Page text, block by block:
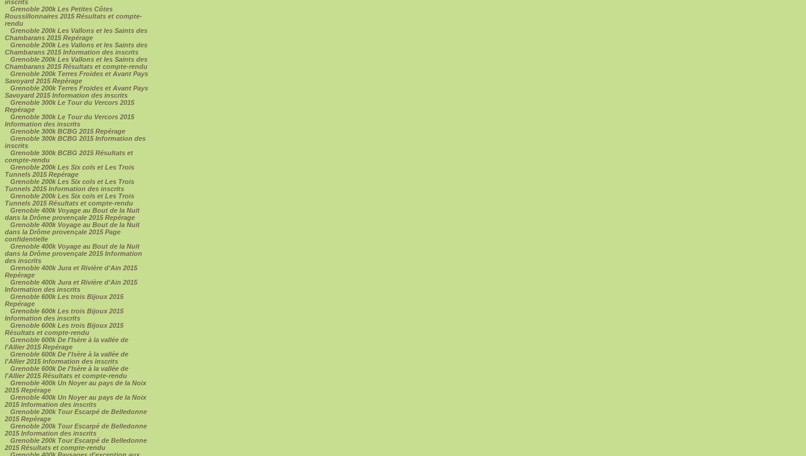
inscrits
Grenoble 200k Les Petites Côtes
Roussillonnaires 2015 Résultats et compte-
rendu
Grenoble 200k Les Vallons et les Saints des
Chambarans 2015 Repérage
Grenoble 200k Les Vallons et les Saints des
Chambarans 2015 Information des inscrits
Grenoble 200k Les Vallons et les Saints des
Chambarans 2015 Résultats et compte-rendu
Grenoble 200k Terres Froides et Avant Pays
Savoyard 2015 Repérage
Grenoble 200k Terres Froides et Avant Pays
Savoyard 2015 Information des inscrits
Grenoble 300k Le Tour du Vercors 2015
Repérage
Grenoble 300k Le Tour du Vercors 2015
Information des inscrits
Grenoble 300k BCBG 2015 Repérage
Grenoble 300k BCBG 2015 Information des
inscrits
Grenoble 300k BCBG 2015 Résultats et
compte-rendu
Grenoble 200k Les Six cols et Les Trois
Tunnels 2015 Repérage
Grenoble 200k Les Six cols et Les Trois
Tunnels 2015 Information des inscrits
Grenoble 200k Les Six cols et Les Trois
Tunnels 2015 Résultats et compte-rendu
Grenoble 400k Voyage au Bout de la Nuit
dans la Drôme provençale 2015 Repérage
Grenoble 400k Voyage au Bout de la Nuit
dans la Drôme provençale 2015 Page
confidentielle
Grenoble 400k Voyage au Bout de la Nuit
dans la Drôme provençale 2015 Information
des inscrits
Grenoble 400k Jura et Rivière d'Ain 2015
Repérage
Grenoble 400k Jura et Rivière d'Ain 2015
Information des inscrits
Grenoble 600k Les trois Bijoux 2015
Repérage
Grenoble 600k Les trois Bijoux 2015
Information des inscrits
Grenoble 600k Les trois Bijoux 2015
Résultats et compte-rendu
Grenoble 600k De l'Isère à la vallée de
l'Allier 2015 Repérage
Grenoble 600k De l'Isère à la vallée de
l'Allier 2015 Information des inscrits
Grenoble 600k De l'Isère à la vallée de
l'Allier 2015 Résultats et compte-rendu
Grenoble 400k Un Noyer au pays de la Noix
2015 Repérage
Grenoble 400k Un Noyer au pays de la Noix
2015 Information des inscrits
Grenoble 200k Tour Escarpé de Belledonne
2015 Repérage
Grenoble 200k Tour Escarpé de Belledonne
2015 Information des inscrits
Grenoble 200k Tour Escarpé de Belledonne
2015 Résultats et compte-rendu